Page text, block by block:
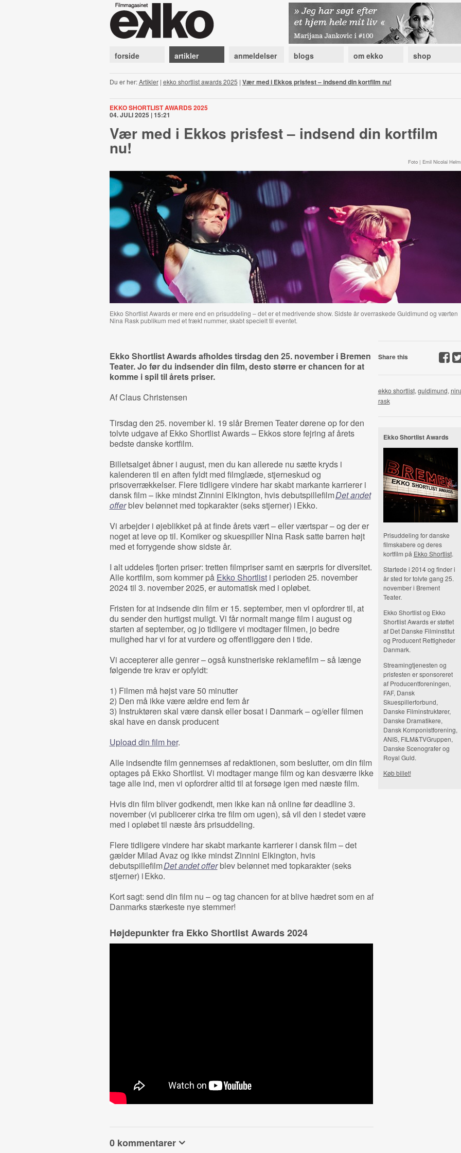
forside artikler anmeldelser blogs om ekko shop
Du er her:Artikler| ekko shortlist awards 2025 | Vær med i Ekkos prisfest – indsend din kortfilm nu!
EKKO SHORTLIST AWARDS 2025
04. JULI 2025 | 15:21
Vær med i Ekkos prisfest – indsend din kortfilm
nu!
Foto | Emil Nicolai
Ekko Shortlist Awards er mere end en prisuddeling – det er et medrivende show. Sidste år overraskede Guldimund og værten
Nina Rask publikum med et frækt nummer, skabt specielt til eventet.
Ekko Shortlist Awards afholdes tirsdag den 25. november i Bremen
Teater. Jo før du indsender din film, desto større er chancen for at
komme i spil til årets priser.
Af Claus Christensen
Tirsdag den 25. november kl. 19 slår Bremen Teater dørene op for den
tolvte udgave af Ekko Shortlist Awards – Ekkos store fejring af årets
bedste danske kortfilm.
Billetsalget åbner i august, men du kan allerede nu sætte kryds i
kalenderen til en aften fyldt med filmglæde, stjerneskud og
prisoverrækkelser. Flere tidligere vindere har skabt markante karrierer i
dansk film – ikke mindst Zinnini Elkington, hvis debutspillefilmDet andet
offerblev belønnet med topkarakter (seks stjerner) i Ekko.
Vi arbejder i øjeblikket på at finde årets vært – eller værtspar – og der er
noget at leve op til. Komiker og skuespiller Nina Rask satte barren højt
med et forrygende show sidste år.
I alt uddeles fjorten priser: tretten filmpriser samt en særpris for diversitet.
Alle kortfilm, som kommer på Ekko Shortlisti perioden 25. november
2024 til 3. november 2025, er automatisk med i opløbet.
Fristen for at indsende din film er 15. september, men vi opfordrer til, at
du sender den hurtigst muligt. Vi får normalt mange film i august og
starten af september, og jo tidligere vi modtager filmen, jo bedre
mulighed har vi for at vurdere og offentliggøre den i tide.
Vi accepterer alle genrer – også kunstneriske reklamefilm – så længe
følgende tre krav er opfyldt:
1) Filmen må højst vare 50 minutter
2) Den må ikke være ældre end fem år
3) Instruktøren skal være dansk eller bosat i Danmark – og/eller filmen
skal have en dansk producent
Upload din film her.
Alle indsendte film gennemses af redaktionen, som beslutter, om din film
optages på Ekko Shortlist. Vi modtager mange film og kan desværre ikke
tage alle ind, men vi opfordrer altid til at forsøge igen med næste film.
Hvis din film bliver godkendt, men ikke kan nå online før deadline 3.
november (vi publicerer cirka tre film om ugen), så vil den i stedet være
med i opløbet til næste års prisuddeling.
Flere tidligere vindere har skabt markante karrierer i dansk film – det
gælder Milad Avaz og ikke mindst Zinnini Elkington, hvis
debutspillefilmDet andet offerblev belønnet med topkarakter (seks
stjerner) i Ekko.
Kort sagt: send din film nu – og tag chancen for at blive hædret som en af
Danmarks stærkeste nye stemmer!
Højdepunkter fra Ekko Shortlist Awards 2024
0 kommentarer
Share this
ekko shortlist, guldimund,
rask
Ekko Shortlist Awards
Prisuddeling for danske
filmskabere og deres
kortfilm på Ekko Shortlist.
Startede i 2014 og finder i
år sted for tolvte gang 25.
november i Brement
Teater.
Ekko Shortlist og Ekko
Shortlist Awards er støttet
af Det Danske Filminstitut
og Producent Rettigheder
Danmark.
Streamingtjenesten og
prisfesten er sponsoreret
af Producentforeningen,
FAF, Dansk
Skuespillerforbund,
Danske Filminstruktører,
Danske Dramatikere,
Dansk Komponistforening,
ANIS, FILM&TVGruppen,
Danske Scenografer og
Royal Guld.
Køb billet!